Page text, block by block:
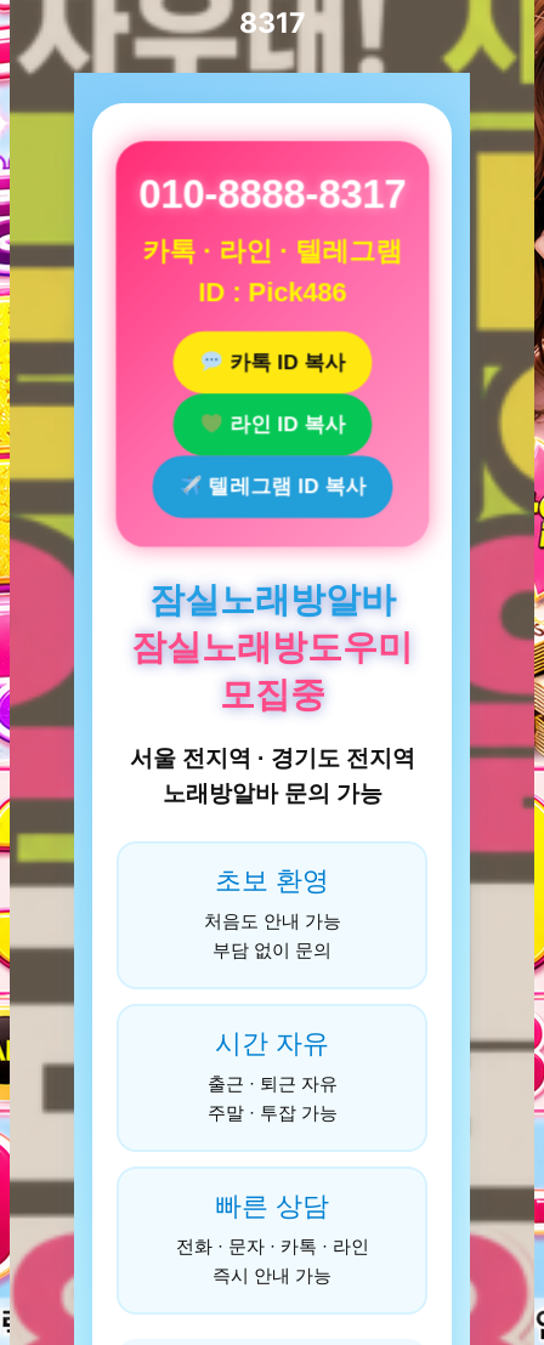
8317
010-8888-8317
카톡 · 라인 · 텔레그램
ID : Pick486
카톡 ID 복사
라인 ID 복사
텔레그램 ID 복사
잠실노래방알바
잠실노래방도우미
모집중
서울 전지역 · 경기도 전지역
노래방알바 문의 가능
초보 환영
처음도 안내 가능
부담 없이 문의
시간 자유
출근 · 퇴근 자유
주말 · 투잡 가능
빠른 상담
전화 · 문자 · 카톡 · 라인
즉시 안내 가능